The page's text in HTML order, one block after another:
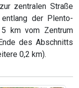
zentralen Straße
der Plento-
km vom Zentrum
des Abschnitts
0,2 km).